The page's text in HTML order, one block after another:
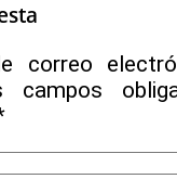
correo
campos